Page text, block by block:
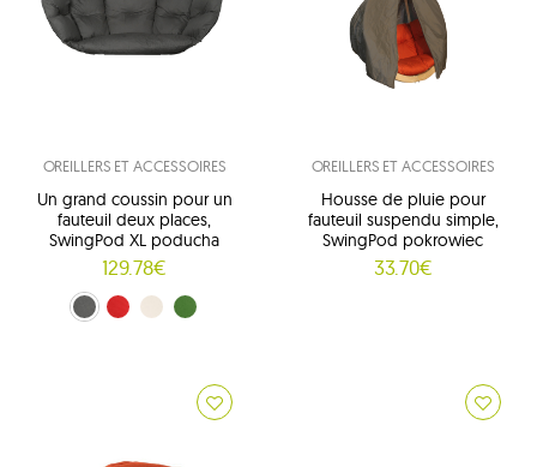
OREILLERS ET ACCESSOIRES
Un grand coussin pour un
fauteuil deux places,
SwingPod XL poducha
129.78€
grafitowy (01)
rouge (02)crème (03)zielony (04)
OREILLERS ET ACCESSOIRES
Housse de pluie pour
fauteuil suspendu simple,
SwingPod pokrowiec
33.70€